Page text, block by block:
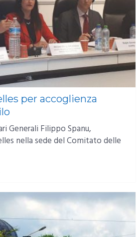
per accoglienza
Generali Filippo Spanu,
nella sede del Comitato delle